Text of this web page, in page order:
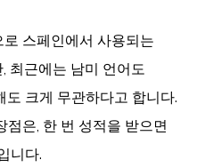
로 스페인에서 사용되는
최근에는 남미 언어도
크게 무관하다고 합니다.
점은, 한 번 성적을 받으면
니다.